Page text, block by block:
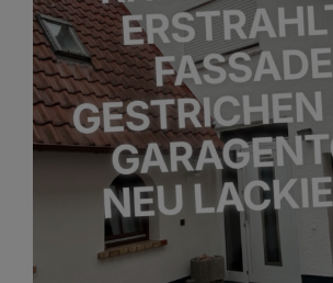
0176 59727596
Kostenlose Beratung